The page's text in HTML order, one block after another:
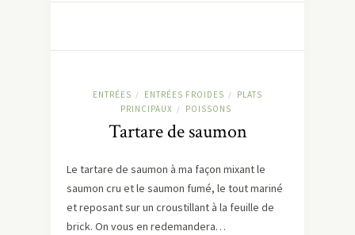
ENTRÉES / ENTRÉES FROIDES /
PLATS
PRINCIPAUX / POISSONS
Tartare de saumon
Le tartare de saumon à ma façon mixant le
saumon cru et le saumon fumé, le tout mariné
et reposant sur un croustillant à la feuille de
brick. On vous en redemandera…